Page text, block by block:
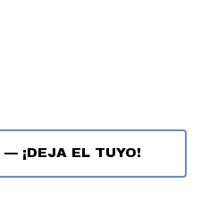
— ¡DEJA EL TUYO!